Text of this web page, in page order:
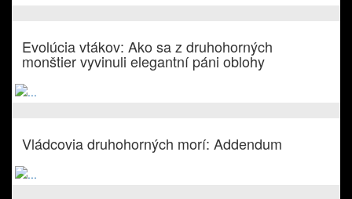
Evolúcia vtákov: Ako sa z druhohorných
monštier vyvinuli elegantní páni oblohy
Vládcovia druhohorných morí: Addendum